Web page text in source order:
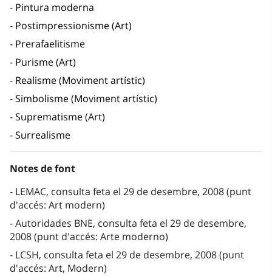
Pintura moderna
Postimpressionisme (Art)
Prerafaelitisme
Purisme (Art)
Realisme (Moviment artístic)
Simbolisme (Moviment artístic)
Suprematisme (Art)
Surrealisme
Notes de font
LEMAC, consulta feta el 29 de desembre, 2008 (punt
d'accés: Art modern)
Autoridades BNE, consulta feta el 29 de desembre,
2008 (punt d'accés: Arte moderno)
LCSH, consulta feta el 29 de desembre, 2008 (punt
d'accés: Art, Modern)